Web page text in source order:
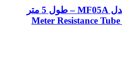
تیوب مقاومتی با دسته مدل MF05A – طول 5 متر